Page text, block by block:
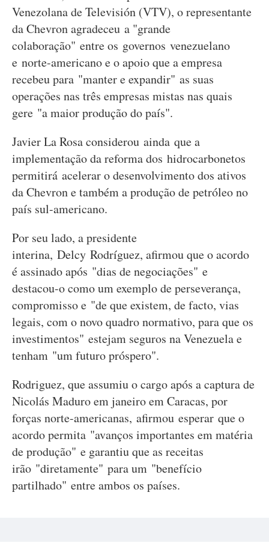
Venezolana de Televisión (VTV), o representante
da Chevron agradeceu a "grande
colaboração" entre os governos venezuelano
e norte-americano e o apoio que a empresa
recebeu para "manter e expandir" as suas
operações nas três empresas mistas nas quais
gere "a maior produção do país".
Javier La Rosa considerou ainda que a
implementação da reforma dos hidrocarbonetos
permitirá acelerar o desenvolvimento dos ativos
da Chevron e também a produção de petróleo no
país sul-americano.
Por seu lado, a presidente
interina, Delcy Rodríguez, afirmou que o acordo
é assinado após "dias de negociações" e
destacou-o como um exemplo de perseverança,
compromisso e "de que existem, de facto, vias
legais, com o novo quadro normativo, para que os
investimentos" estejam seguros na Venezuela e
tenham "um futuro próspero".
Rodriguez, que assumiu o cargo após a captura de
Nicolás Maduro em janeiro em Caracas, por
forças norte-americanas, afirmou esperar que o
acordo permita "avanços importantes em matéria
de produção" e garantiu que as receitas
irão "diretamente" para um "benefício
partilhado" entre ambos os países.